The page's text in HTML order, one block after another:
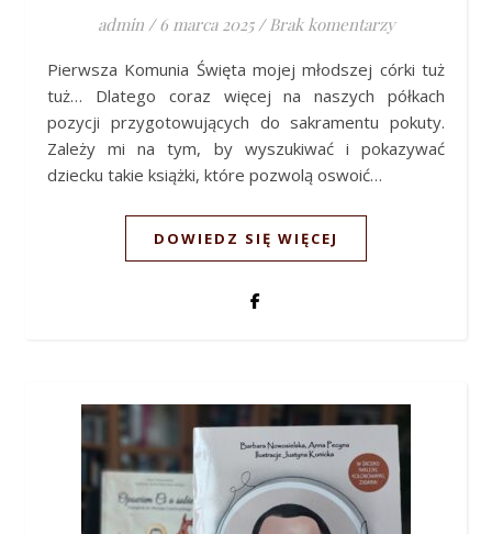
admin / 6 marca 2025 / Brak komentarzy
Pierwsza Komunia Święta mojej młodszej córki tuż
tuż… Dlatego coraz więcej na naszych półkach
pozycji przygotowujących do sakramentu pokuty.
Zależy mi na tym, by wyszukiwać i pokazywać
dziecku takie książki, które pozwolą oswoić…
DOWIEDZ SIĘ WIĘCEJ